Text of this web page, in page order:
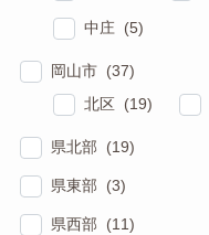
中庄 (5)
岡山市 (37)
北区 (19)
県北部 (19)
県東部 (3)
県西部 (11)